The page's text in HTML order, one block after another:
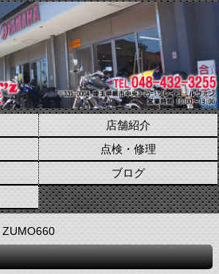
店舗紹介
点検・修理
ブログ